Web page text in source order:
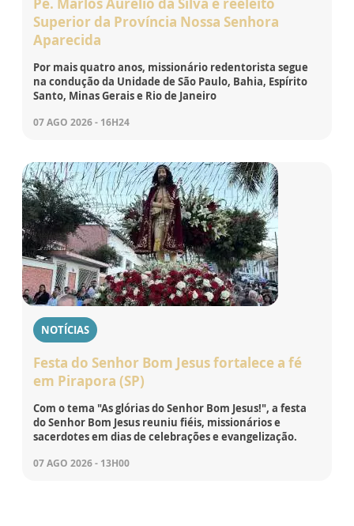
Pe. Marlos Aurélio da Silva é reeleito
Superior da Província Nossa Senhora
Aparecida
Por mais quatro anos, missionário redentorista segue
na condução da Unidade de São Paulo, Bahia, Espírito
Santo, Minas Gerais e Rio de Janeiro
07 AGO 2026 - 16H24
NOTÍCIAS
Festa do Senhor Bom Jesus fortalece a fé
em Pirapora (SP)
Com o tema "As glórias do Senhor Bom Jesus!", a festa
do Senhor Bom Jesus reuniu fiéis, missionários e
sacerdotes em dias de celebrações e evangelização.
07 AGO 2026 - 13H00